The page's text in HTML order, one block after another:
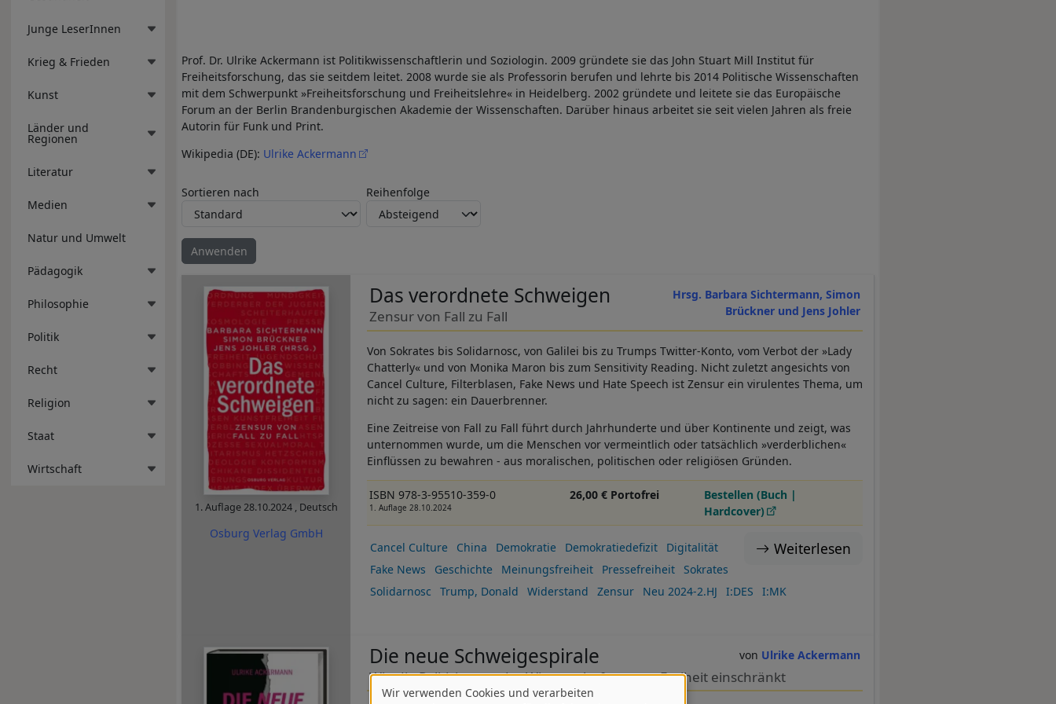
Junge LeserInnen
Krieg & Frieden
Kunst
Länder und
Regionen
Literatur
Medien
Natur und Umwelt
Pädagogik
Philosophie
Politik
Recht
Religion
Staat
Wirtschaft
Prof. Dr. Ulrike Ackermann ist Politikwissenschaftlerin und Soziologin. 2009 gründete sie das John Stuart Mill Institut für
Freiheitsforschung, das sie seitdem leitet. 2008 wurde sie als Professorin berufen und lehrte bis 2014 Politische Wissenschaften
mit dem Schwerpunkt »Freiheitsforschung und Freiheitslehre« in Heidelberg. 2002 gründete und leitete sie das Europäische
Forum an der Berlin Brandenburgischen Akademie der Wissenschaften. Darüber hinaus arbeitet sie seit vielen Jahren als freie
Autorin für Funk und Print.
Wikipedia (DE): Ulrike Ackermann
Sortieren nach Reihenfolge
1. Auflage28.10.2024 , Deutsch
Osburg Verlag GmbH
Hrsg. Barbara Sichtermann, Simon
Brückner und Jens Johler
Das verordnete Schweigen
Zensur von Fall zu Fall
Von Sokrates bis Solidarnosc, von Galilei bis zu Trumps Twitter-Konto, vom Verbot der »Lady
Chatterly« und von Monika Maron bis zum Sensitivity Reading. Nicht zuletzt angesichts von
Cancel Culture, Filterblasen, Fake News und Hate Speech ist Zensur ein virulentes Thema, um
nicht zu sagen: ein Dauerbrenner.
Eine Zeitreise von Fall zu Fall führt durch Jahrhunderte und über Kontinente und zeigt, was
unternommen wurde, um die Menschen vor vermeintlich oder tatsächlich »verderblichen«
Einflüssen zu bewahren - aus moralischen, politischen oder religiösen Gründen.
ISBN 978-3-95510-359-0
1. Auflage 28.10.2024
26,00 € Portofrei
Bestellen (Buch |
Hardcover)
Weiterlesen
Cancel Culture China Demokratie Demokratiedefizit
Digitalität
Fake News
Geschichte Meinungsfreiheit Pressefreiheit
Sokrates
Solidarnosc
Trump, Donald Widerstand Zensur Neu 2024-2.HJ I:DES I:MK
Ulrike Ackermann
Die neue Schweigespirale
Wie die Politisierung der Wissenschaft unsere Freiheit einschränkt
Wir verwenden Cookies und verarbeiten